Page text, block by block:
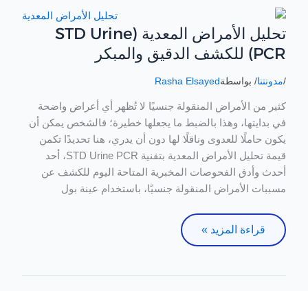
تحليل الأمراض المعدية (STD Urine
PCR) للكشف الدقيق والمبكر
/مدونتنا/ بواسطةRasha Elsayed
كثير من الأمراض المنقولة جنسيًا لا تُظهر أي أعراض واضحة
في بدايتها، وهذا بالضبط ما يجعلها خطيرة؛ فالشخص يمكن أن
يكون حاملًا للعدوى وناقلًا لها دون أن يدري، هنا تحديدًا تكمن
قيمة تحليل الأمراض المعدية بتقنية STD Urine PCR، أحد
أحدث وأدق الفحوصات المخبرية المتاحة اليوم للكشف عن
مسببات الأمراض المنقولة جنسيًا، باستخدام عينة بول
تحليل
الأمراض
المعدية
Urine
PCR)
للكشف
الدقيق
والمبكر
قراءة المزيد »